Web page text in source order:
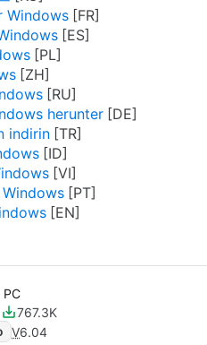
Windows
herunter
indirin
PC
767.3K
V6.04